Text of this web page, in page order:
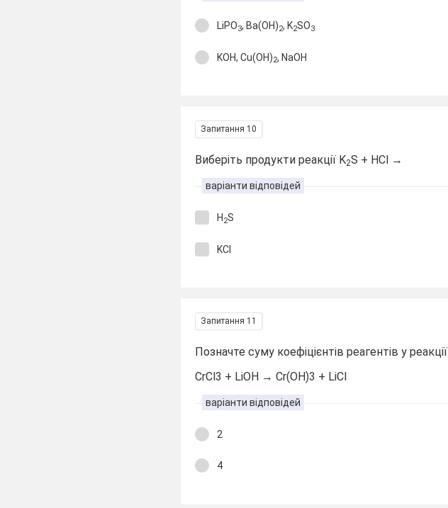
LiPO3, Ba(OH)2, K2SO3
KOH, Cu(OH)2, NaOH
Запитання 10
Виберіть продукти реакції K2S + HCl →
варіанти відповідей
H 2S
KCl
Запитання 11
Позначте суму коефіцієнтів реагентів у реакції
CrCl3 + LiOH → Cr(OH)3 + LiCl
варіанти відповідей
2
4